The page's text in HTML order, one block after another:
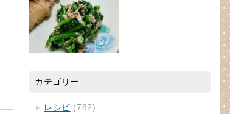
カテゴリー
レシピ (782)